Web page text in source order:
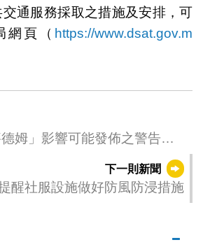
通服務採取之措施及安排，可
網頁（ https://www.dsat.gov.m
姆」影響可能發佈之警告
下一則新聞
醒社服設施做好防風防浸措施